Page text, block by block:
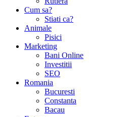
Cum sa?
Stiati ca?
Animale
Pisici
Marketing
Bani Online
Investitii
SEO
Romania
Bucuresti
Constanta
Bacau